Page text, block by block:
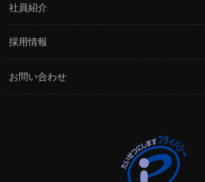
社員紹介
採用情報
お問い合わせ